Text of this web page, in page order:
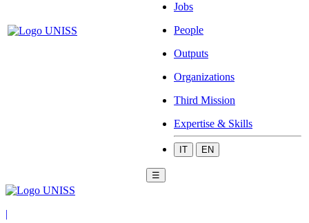
Jobs
People
Outputs
Organizations
Third Mission
Expertise & Skills
IT EN
☰
|